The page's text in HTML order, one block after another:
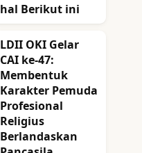
hal Berikut ini
LDII OKI Gelar
CAI ke-47:
Membentuk
Karakter Pemuda
Profesional
Religius
Berlandaskan